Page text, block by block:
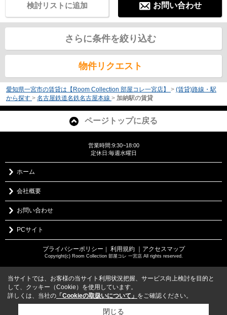
お問い合わせ
検討リストに追加
さらに条件を絞り込む
物件リクエスト
愛知県一宮市の賃貸は【Room Collection 部屋コレ一宮店】 > (賃貸)路線・駅
から探す > 名古屋鉄道名鉄名古屋本線 > 加納駅の賃貸
ページトップに戻る
営業時間:9:30~18:00
定休日:毎週水曜日
ホーム
会社概要
お問い合わせ
PCサイト
プライバシーポリシー ｜ 利用規約 ｜アクセスマップ
Copyright(c) Room Collection 部屋コレ 一宮店 All rights reserved.
当サイトでは、お客様の当サイト利用状況把握、サービス向上検討を目的と
して、クッキー（Cookie）を使用しています。
詳しくは、当社の 「Cookieの取扱いについて」 をご確認ください。
閉じる